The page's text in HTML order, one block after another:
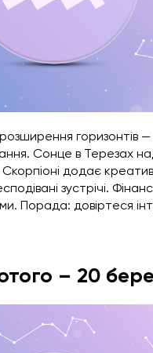
горизонтів
Сонце в Терезах
Скорпіоні додає
зустрічі.
Порада: довіртеся
– 20